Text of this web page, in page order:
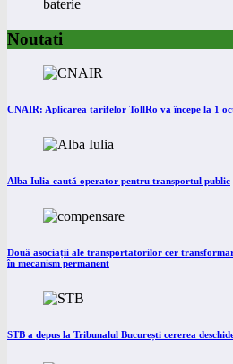
baterie
Noutati
CNAIR: Aplicarea tarifelor TollRo va începe la 1
Alba Iulia caută operator pentru transportul public
Două asociații ale transportatorilor cer
în mecanism permanent
STB a depus la Tribunalul București cererea